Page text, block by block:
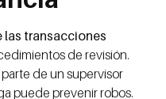
las transacciones
de revisión.
de un supervisor
puede prevenir robos.